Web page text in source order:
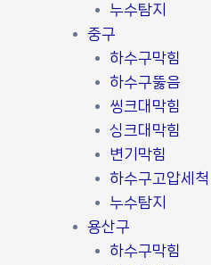
누수탐지
중구
하수구막힘
하수구뚫음
씽크대막힘
싱크대막힘
변기막힘
하수구고압세척
누수탐지
용산구
하수구막힘